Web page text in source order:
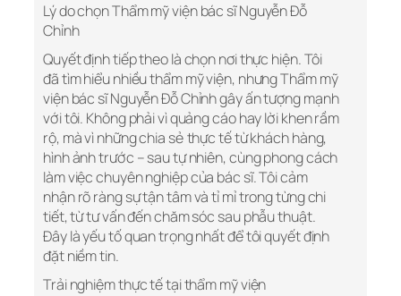
Lý do chọn Thẩm mỹ viện bác sĩ Nguyễn Đỗ
Chỉnh
Quyết định tiếp theo là chọn nơi thực hiện. Tôi
đã tìm hiểu nhiều thẩm mỹ viện, nhưng Thẩm mỹ
viện bác sĩ Nguyễn Đỗ Chỉnh gây ấn tượng mạnh
với tôi. Không phải vì quảng cáo hay lời khen rầm
rộ, mà vì những chia sẻ thực tế từ khách hàng,
hình ảnh trước – sau tự nhiên, cùng phong cách
làm việc chuyên nghiệp của bác sĩ. Tôi cảm
nhận rõ ràng sự tận tâm và tỉ mỉ trong từng chi
tiết, từ tư vấn đến chăm sóc sau phẫu thuật.
Đây là yếu tố quan trọng nhất để tôi quyết định
đặt niềm tin.
Trải nghiệm thực tế tại thẩm mỹ viện